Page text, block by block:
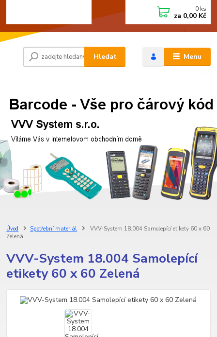
Menu
Hledat
0 ks
za 0,00 Kč
Úvod Spotřební materiál
VVV-System 18.004 Samolepící etikety 60 x 60
Zelená
VVV-System 18.004 Samolepící
etikety 60 x 60 Zelená